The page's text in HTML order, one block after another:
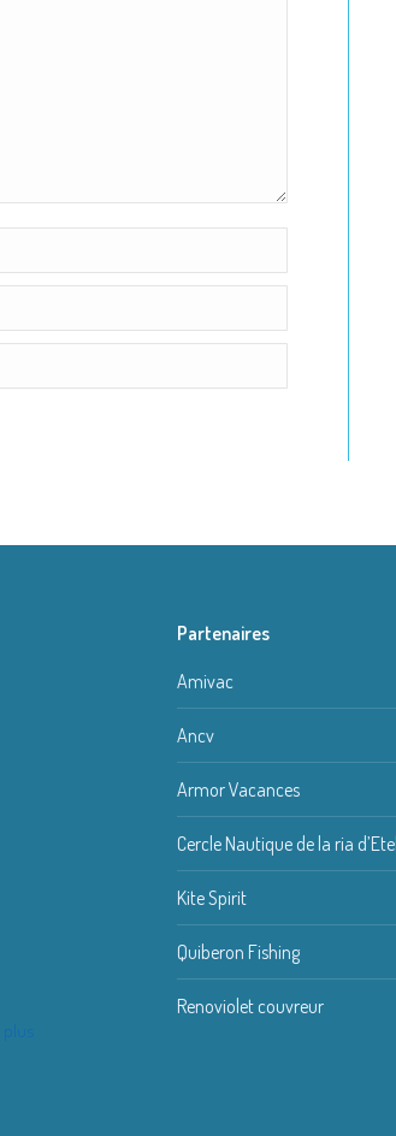
plus
Partenaires
Amivac
Ancv
Armor Vacances
Cercle Nautique de la ria d’Etel
Kite Spirit
Quiberon Fishing
Renoviolet couvreur